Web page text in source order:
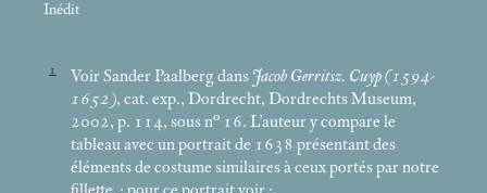
Inédit
1 Voir Sander Paalberg dans Jacob Gerritsz. Cuyp (1594-
1652), cat. exp., Dordrecht, Dordrechts Museum,
2002, p. 114, sous n° 16. L’auteur y compare le
tableau avec un portrait de 1638 présentant des
éléments de costume similaires à ceux portés par notre